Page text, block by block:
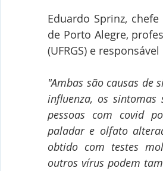
Eduardo Sprinz,
de Porto Alegre,
(UFRGS) e
"Ambas são causas de
influenza, os
pessoas com covid
paladar e olfato
obtido com testes
outros vírus podem